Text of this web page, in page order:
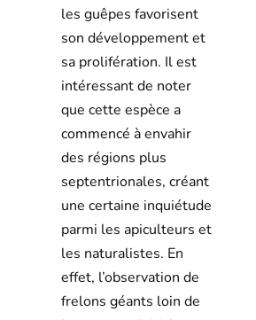
les guêpes favorisent
son développement et
sa prolifération. Il est
intéressant de noter
que cette espèce a
commencé à envahir
des régions plus
septentrionales, créant
une certaine inquiétude
parmi les apiculteurs et
les naturalistes. En
effet, l’observation de
frelons géants loin de